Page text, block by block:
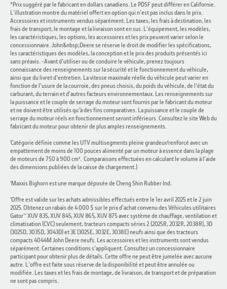
*Prix suggéré par le fabricant en dollars canadiens. Le PDSF peut différer en Californie.
L'illustration montre du matériel offert en option qui n'est pas inclus dans le prix.
Accessoires et instruments vendus séparément. Les taxes, les frais à destination, les
frais de transport, le montage et la livraison sont en sus. L'équipement, les modèles,
les caractéristiques, les options, les accessoires et les prix peuvent varier selon le
concessionnaire. John&nbsp;Deere se réserve le droit de modifier les spécifications,
les caractéristiques des modèles, la conception et le prix des produits présentés ici
sans préavis. -Avant d'utiliser ou de conduire le véhicule, prenez toujours
connaissance des renseignements sur la sécurité et le fonctionnement du véhicule,
ainsi que du livret d'entretien. La vitesse maximale réelle du véhicule peut varier en
fonction de l'usure de la courroie, des pneus choisis, du poids du véhicule, de l'état du
carburant, du terrain et d'autres facteurs environnementaux. Les renseignements sur
la puissance et le couple de serrage du moteur sont fournis par le fabricant du moteur
et ne doivent être utilisés qu'à des fins comparatives. La puissance et le couple de
serrage du moteur réels en fonctionnement seront inférieurs. Consultez le site Web du
fabricant du moteur pour obtenir de plus amples renseignements.
1Catégorie définie comme les UTV multisegments pleine grandeur/renforcé avec un
empattement de moins de 100 pouces alimenté par un moteur à essence dans la plage
de moteurs de 750 à 900 cm³. Comparaisons effectuées en calculant le volume à l'aide
des dimensions publiées de la caisse de chargement.)
2Maxxis Bighorn est une marque déposée de Cheng Shin Rubber Ind.
3Offre est valide sur les achats admissibles effectués entre le 1er avril 2025 et le 2 juin
2025. Obtenez un rabais de 4 000 $ sur le prix d'achat convenu des Véhicules utilitaires
Gator™ XUV 835, XUV 845, XUV 865, XUV 875 avec système de chauffage, ventilation et
climatisation (CVC) seulement, tracteurs compacts séries 2 (2025R, 2032R, 2038R), 3D
(3025D, 3035D, 3043D) et 3E (3025E, 3032E, 3038E) neufs ainsi que des tracteurs
compacts 4044M John Deere neufs. Les accessoires et les instruments sont vendus
séparément. Certaines conditions s'appliquent. Consultez un concessionnaire
participant pour obtenir plus de détails. Cette offre ne peut être jumelée avec aucune
autre. L'offre est faite sous réserve de la disponibilité et peut être annulée ou
modifiée. Les taxes et les frais de montage, de livraison, de transport et de préparation
ne sont pas compris.